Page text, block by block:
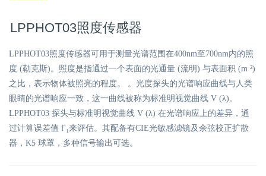
LPPHOT03照度传感器
LPPHOT03照度传感器可用于测量光谱范围在400nm至700nm内的照
度 (勒克斯)。照度是指通过一个表面的光通量 (流明) 与表面积 (m ²)
之比，表示物体被照亮的程度。 。光度探头的光谱响应曲线与人类
眼睛的光谱响应一致，这一曲线被称为标准明视觉曲线 V (λ)。
LPPHOT03 探头与标准明视觉曲线 V (λ) 在光谱响应上的差异，通
过计算误差值 f'₁来评估。其配备有CIE光敏感滤镜及余弦校正扩散
器，K5 球罩，多种信号输出可选。